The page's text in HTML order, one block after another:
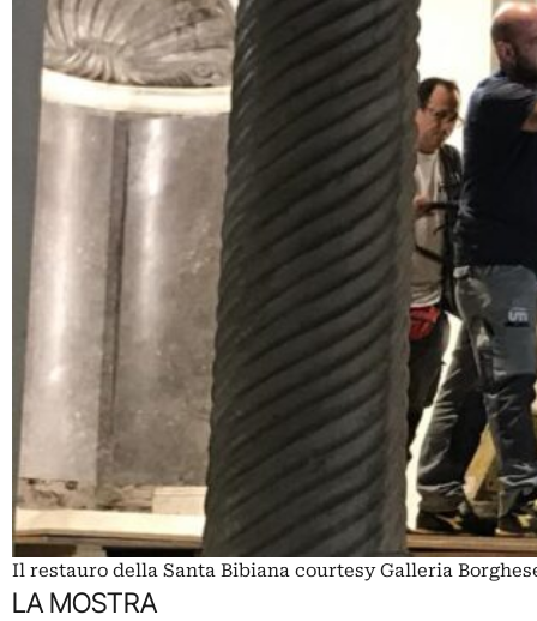
Il restauro della Santa Bibiana courtesy Galleria
LA MOSTRA